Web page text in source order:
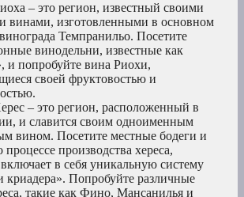
– это регион, известный своими
винами, изготовленными в основном
Темпранильо. Посетите
винодельни, известные как
и попробуйте вина Риохи,
своей фруктовостью и
– это регион, расположенный в
и славится своим одноименным
вином. Посетите местные бодеги и
процессе производства хереса,
в себя уникальную систему
криадера». Попробуйте различные
такие как Фино, Мансанилья и